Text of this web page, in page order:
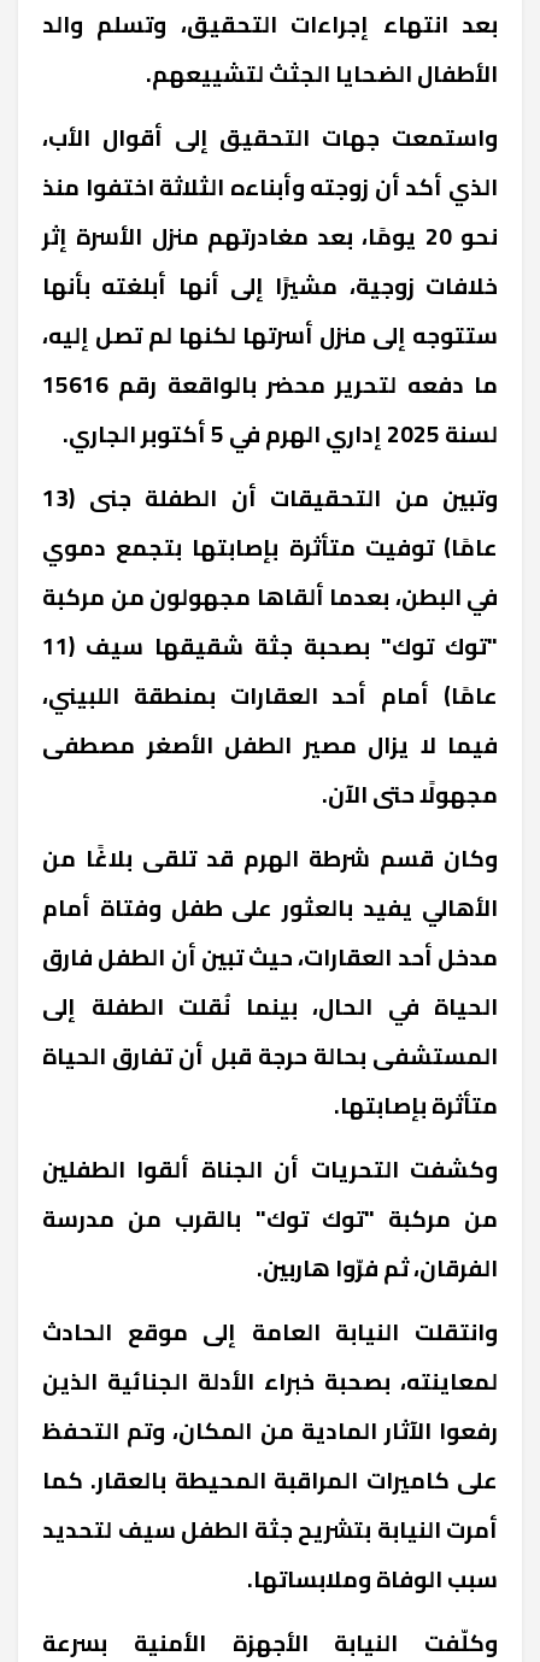
بعد انتهاء إجراءات التحقيق، وتسلم والد
الأطفال الضحايا الجثث لتشييعهم.
واستمعت جهات التحقيق إلى أقوال الأب،
الذي أكد أن زوجته وأبناءه الثلاثة اختفوا منذ
نحو 20 يومًا، بعد مغادرتهم منزل الأسرة إثر
خلافات زوجية، مشيرًا إلى أنها أبلغته بأنها
ستتوجه إلى منزل أسرتها لكنها لم تصل إليه،
ما دفعه لتحرير محضر بالواقعة رقم 15616
لسنة 2025 إداري الهرم في 5 أكتوبر الجاري.
وتبين من التحقيقات أن الطفلة جنى (13
عامًا) توفيت متأثرة بإصابتها بتجمع دموي
في البطن، بعدما ألقاها مجهولون من مركبة
"توك توك" بصحبة جثة شقيقها سيف (11
عامًا) أمام أحد العقارات بمنطقة اللبيني،
فيما لا يزال مصير الطفل الأصغر مصطفى
مجهولًا حتى الآن.
وكان قسم شرطة الهرم قد تلقى بلاغًا من
الأهالي يفيد بالعثور على طفل وفتاة أمام
مدخل أحد العقارات، حيث تبين أن الطفل فارق
الحياة في الحال، بينما نُقلت الطفلة إلى
المستشفى بحالة حرجة قبل أن تفارق الحياة
متأثرة بإصابتها.
وكشفت التحريات أن الجناة ألقوا الطفلين
من مركبة "توك توك" بالقرب من مدرسة
الفرقان، ثم فرّوا هاربين.
وانتقلت النيابة العامة إلى موقع الحادث
لمعاينته، بصحبة خبراء الأدلة الجنائية الذين
رفعوا الآثار المادية من المكان، وتم التحفظ
على كاميرات المراقبة المحيطة بالعقار. كما
أمرت النيابة بتشريح جثة الطفل سيف لتحديد
سبب الوفاة وملابساتها.
وكلّفت النيابة الأجهزة الأمنية بسرعة